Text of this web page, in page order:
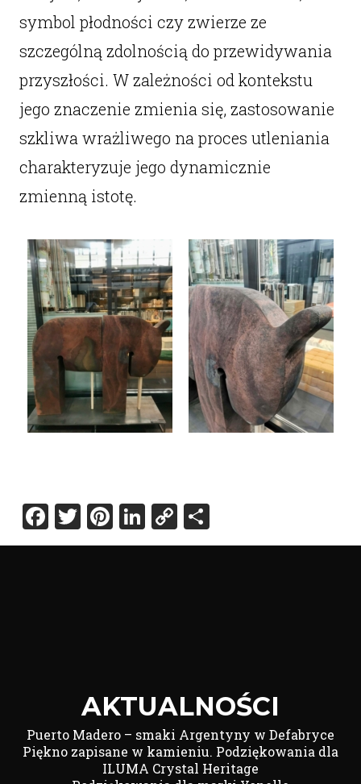
symbol płodności czy zwierze ze
szczególną zdolnością do przewidywania
przyszłości. W zależności od kontekstu
jego znaczenie zmienia się, zastosowanie
szkliwa wrażliwego na proces utleniania
charakteryzuje jego dynamicznie
zmienną istotę.
Facebook
Twitter
Pinterest
LinkedIn
Copy
Link
Share
AKTUALNOŚCI
Puerto Madero – smaki Argentyny w Defabryce
Piękno zapisane w kamieniu. Podziękowania dla
ILUMA Crystal Heritage